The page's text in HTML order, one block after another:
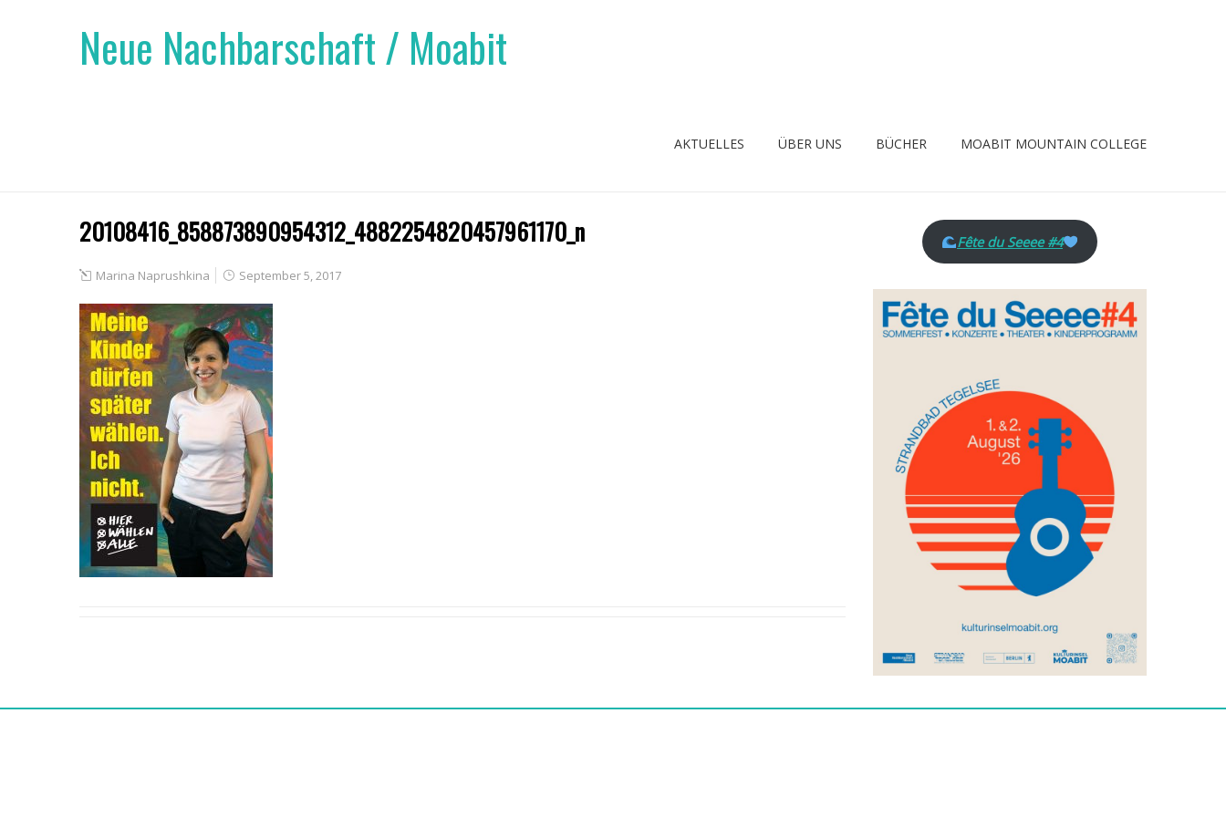
Neue Nachbarschaft / Moabit
AKTUELLES ÜBER UNS BÜCHER MOABIT MOUNTAIN COLLEGE
20108416_858873890954312_4882254820457961170_n
Marina Naprushkina September 5, 2017
Fête du Seeee #4